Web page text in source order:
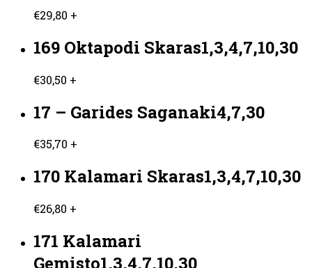
€29,80 +
169 Oktapodi Skaras1,3,4,7,10,30
€30,50 +
17 – Garides Saganaki4,7,30
€35,70 +
170 Kalamari Skaras1,3,4,7,10,30
€26,80 +
171 Kalamari
Gemisto1,3,4,7,10,30